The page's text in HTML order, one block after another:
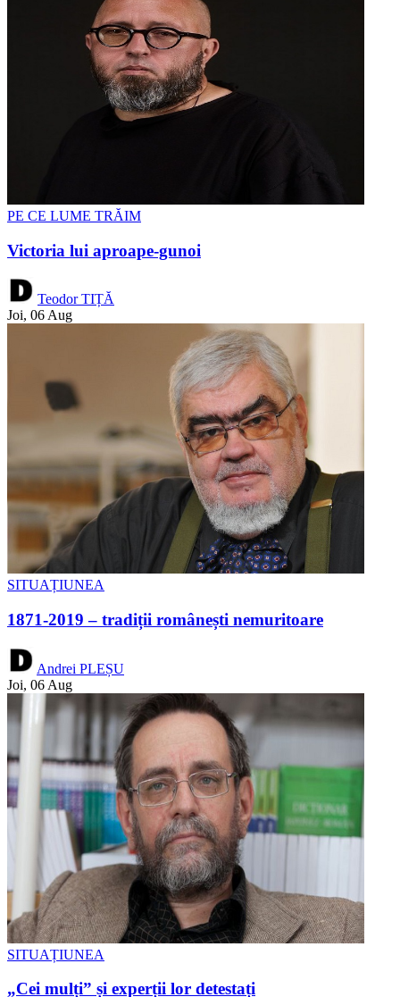
PE CE LUME TRĂIM
Victoria lui aproape-gunoi
Teodor TIȚĂ
Joi, 06 Aug
SITUAȚIUNEA
1871-2019 – tradiții românești nemuritoare
Andrei PLEȘU
Joi, 06 Aug
SITUAȚIUNEA
„Cei mulți” și experții lor detestați